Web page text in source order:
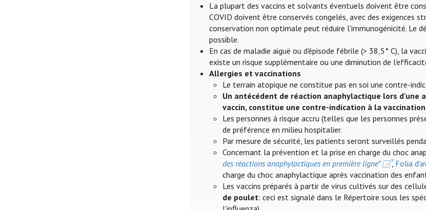
La plupart des vaccins et solvants éventuels doivent être
COVID doivent être conservés congelés, avec des exigences
conservation non optimale peut réduire l'immunogénicité.
possible.
En cas de maladie aiguë ou d'épisode fébrile (> 38,5° C), la
existe un risque supplémentaire ou une diminution de
Allergies et vaccinations
Le terrain atopique ne constitue pas en soi une contre-
Un antécédent de réaction anaphylactique lors d'une
vaccin, constitue une contre-indication à la
Les personnes à risque accru (telles que les personnes
de préférence en milieu hospitalier.
Par mesure de sécurité, les patients seront surveillés
Concernant la prévention et la prise en charge du choc
des réactions anaphylactiques en première ligne”
, Folia
charge du choc anaphylactique après vaccination des
Les vaccins préparés à partir de virus cultivés sur des
de poulet: ceci est signalé dans le Répertoire sous les